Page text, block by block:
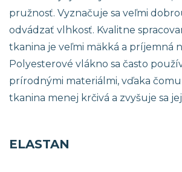
pružnosť. Vyznačuje sa veľmi
odvádzať vlhkosť. Kvalitne
tkanina je veľmi mäkká a príjemná
Polyesterové vlákno sa často
prírodnými materiálmi, vďaka
tkanina menej krčivá a zvyšuje sa
ELASTAN